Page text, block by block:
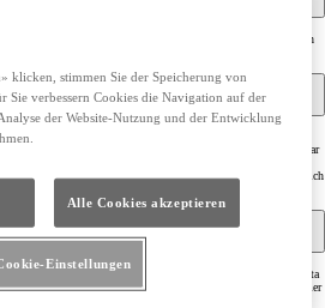
Sie Ihr Konto, fügen Sie Ihr Fahrzeug zur App hinzu, wählen
und akzeptieren Sie die Nutzungsbedingungen.
der neuen MyToyota App nicht zum Konto
hinzufügen?
einzuführen und decken damit nach und nach alle Modelle
wenn die neue MyToyota App für Ihr Fahrzeug verfügbar
und Ihr Fahrzeug noch nicht zum Konto in der neuen App
Händler oder kontaktieren Sie uns über den Support-Bereich
App, kann ich zur alten Version
zurückkehren?
wurde, ist es nicht mehr möglich, die alte Version der MyToyota
Sie jedoch mehr als ein Lexus-Fahrzeug besitzen, ist es immer
die noch nicht auf die neue App-Version umgestellt
klicken, stimmen Sie der Speicherung von
Sie verbessern Cookies die Navigation auf der
der Website-Nutzung und der Entwicklung
Alle Cookies akzeptieren
Einstellungen